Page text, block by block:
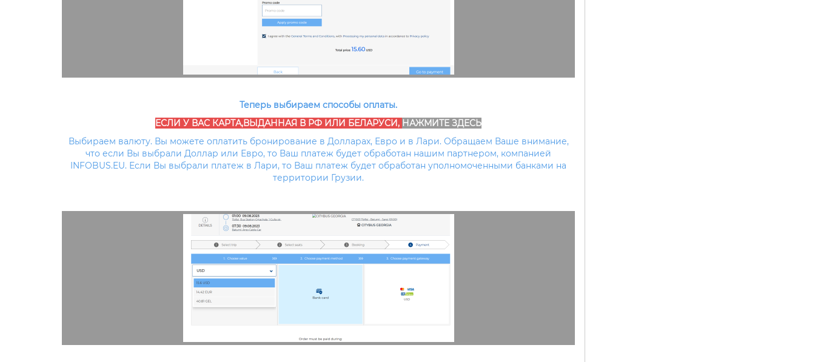
Теперь выбираем способы оплаты.
ЕСЛИ У ВАС КАРТА,ВЫДАННАЯ В РФ ИЛИ БЕЛАРУСИ, НАЖМИТЕ ЗДЕСЬ
Выбираем валюту. Вы можете оплатить бронирование в Долларах, Евро и в Лари. Обращаем Ваше внимание,
что если Вы выбрали Доллар или Евро, то Ваш платеж будет обработан нашим партнером, компанией
INFOBUS.EU. Если Вы выбрали платеж в Лари, то Ваш платеж будет обработан уполномоченными банками на
территории Грузии.